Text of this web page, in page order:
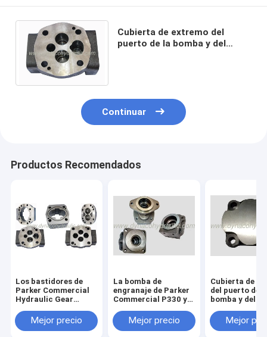
Cubierta de extremo del
puerto de la bomba y del
Continuar
Productos Recomendados
Los bastidores de
Parker Commercial
Hydraulic Gear
viviendas
Mejor precio
La bomba de
engranaje de Parker
Commercial P330 y
motor cubren 324-
5123-201 324-5123-
Mejor precio
Cubierta de
del puerto de
bomba y del
Parker
P50/51 313-
Mejor